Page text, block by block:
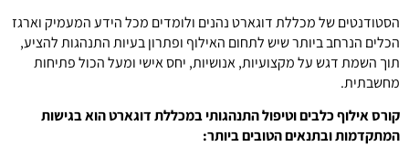
הסטודנטים של מכללת דוגארט נהנים ולומדים מכל הידע המעמיק וארגז
הכלים הנרחב ביותר שיש לתחום האילוף ופתרון בעיות התנהגות להציע,
תוך השמת דגש על מקצועיות, אנושיות, יחס אישי ומעל הכול פתיחות
מחשבתית.
קורס אילוף כלבים וטיפול התנהגותי במכללת דוגארטהוא בגישות
המתקדמות ובתנאים הטובים ביותר: